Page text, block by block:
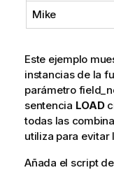
Mike
Este ejemplo
instancias de la
parámetro
sentencia LOAD
todas las
utiliza para evitar
Añada el script